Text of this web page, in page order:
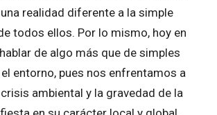
realidad diferente a la simple
todos ellos. Por lo mismo, hoy en
de algo más que de simples
entorno, pues nos enfrentamos a
ambiental y la gravedad de la